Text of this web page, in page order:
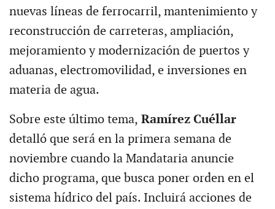
nuevas líneas de ferrocarril, mantenimiento y
reconstrucción de carreteras, ampliación,
mejoramiento y modernización de puertos y
aduanas, electromovilidad, e inversiones en
materia de agua.
Sobre este último tema, Ramírez Cuéllar
detalló que será en la primera semana de
noviembre cuando la Mandataria anuncie
dicho programa, que busca poner orden en el
sistema hídrico del país. Incluirá acciones de